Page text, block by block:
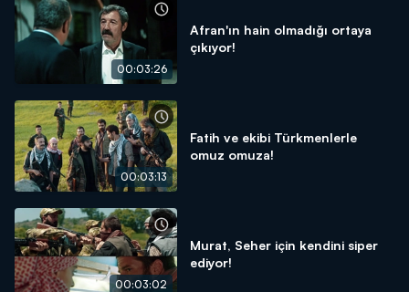
00:03:26
Afran'ın hain olmadığı ortaya
çıkıyor!
00:03:13
Fatih ve ekibi Türkmenlerle
omuz omuza!
00:03:02
Murat, Seher için kendini siper
ediyor!